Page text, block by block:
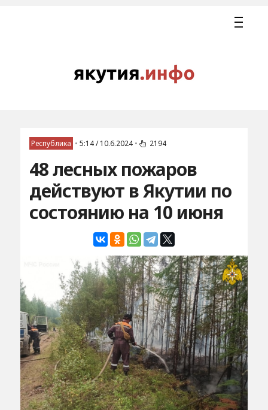
Республика • 5:14 / 10.6.2024 • 2194
48 лесных пожаров
действуют в Якутии по
состоянию на 10 июня